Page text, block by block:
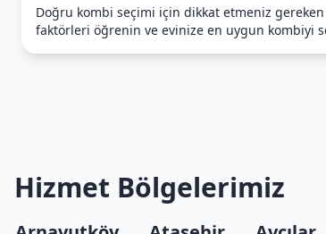
Doğru kombi seçimi için dikkat etmeniz gereken
faktörleri öğrenin ve evinize en uygun kombiyi
Hizmet Bölgelerimiz